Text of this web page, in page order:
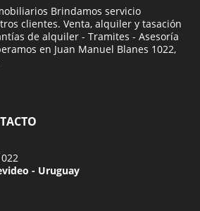
Brindamos servicio
clientes. Venta, alquiler y tasación
de alquiler - Tramites - Asesoría
en Juan Manuel Blanes 1022,
- Uruguay